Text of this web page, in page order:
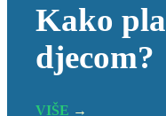
Kako
djecom?
VIŠE →